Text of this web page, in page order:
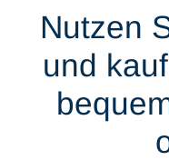
Nutzen
und